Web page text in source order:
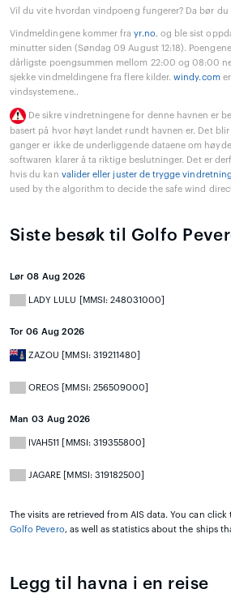
Vil du vite hvordan vindpoeng fungerer? Da bør du
Vindmeldingene kommer frayr.no, og ble sist
minutter siden (Søndag 09 August 12:18).
dårligste poengsummen mellom 22:00 og 08:00
sjekke vindmeldingene fra flere kilder.windy.comer
vindsystemene..
De sikre vindretningene for denne havnen er
basert på hvor høyt landet rundt havnen er. Det
ganger er ikke de underliggende dataene om
softwaren klarer å ta riktige beslutninger. Det er
hvis du kan valider eller juster de trygge
used by the algorithm to decide the safe wind
Siste besøk til Golfo
Lør 08 Aug 2026
LADY LULU [MMSI: 248031000]
Tor 06 Aug 2026
ZAZOU [MMSI: 319211480]
OREOS [MMSI: 256509000]
Man 03 Aug 2026
IVAH511 [MMSI: 319355800]
JAGARE [MMSI: 319182500]
The visits are retrieved from AIS data. You can
Golfo Pevero, as well as statistics about the ships
Legg til havna i en reise